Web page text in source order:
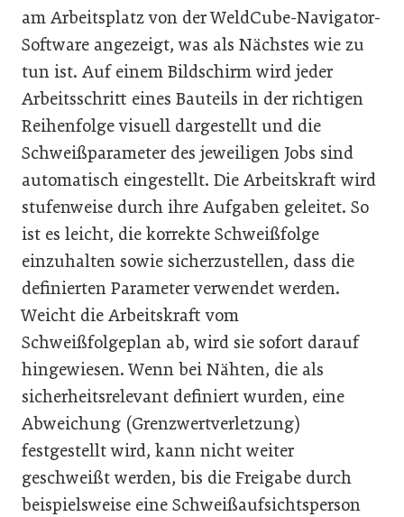
am Arbeitsplatz von der WeldCube-Navigator-
Software angezeigt, was als Nächstes wie zu
tun ist. Auf einem Bildschirm wird jeder
Arbeitsschritt eines Bauteils in der richtigen
Reihenfolge visuell dargestellt und die
Schweißparameter des jeweiligen Jobs sind
automatisch eingestellt. Die Arbeitskraft wird
stufenweise durch ihre Aufgaben geleitet. So
ist es leicht, die korrekte Schweißfolge
einzuhalten sowie sicherzustellen, dass die
definierten Parameter verwendet werden.
Weicht die Arbeitskraft vom
Schweißfolgeplan ab, wird sie sofort darauf
hingewiesen. Wenn bei Nähten, die als
sicherheitsrelevant definiert wurden, eine
Abweichung (Grenzwertverletzung)
festgestellt wird, kann nicht weiter
geschweißt werden, bis die Freigabe durch
beispielsweise eine Schweißaufsichtsperson